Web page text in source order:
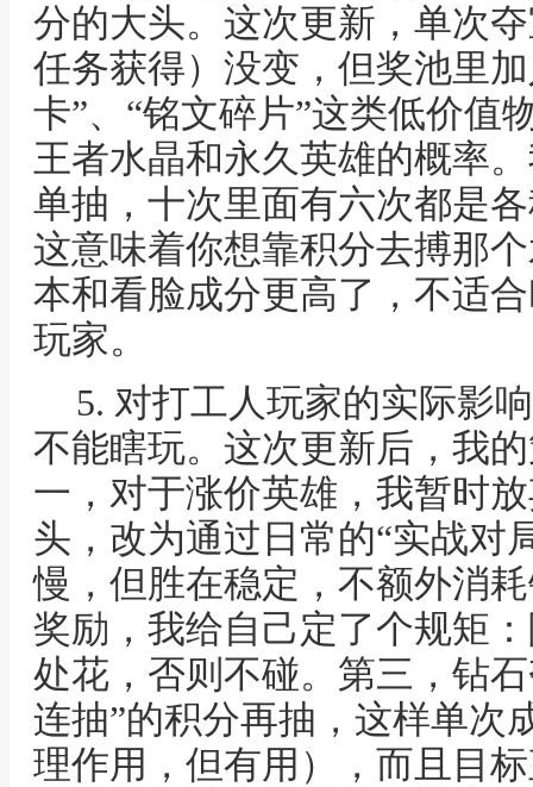
分的大头。这次更新，单次
任务获得）没变，但奖池里
卡”、“铭文碎片”这类低价值
王者水晶和永久英雄的概率
单抽，十次里面有六次都是
这意味着你想靠积分去搏那
本和看脸成分更高了，不适
玩家。
5. 对打工人玩家的实际影
不能瞎玩。这次更新后，我
一，对于涨价英雄，我暂时
头，改为通过日常的“实战对
慢，但胜在稳定，不额外消
奖励，我给自己定了个规矩
处花，否则不碰。第三，钻
连抽”的积分再抽，这样单次
理作用，但有用），而且目